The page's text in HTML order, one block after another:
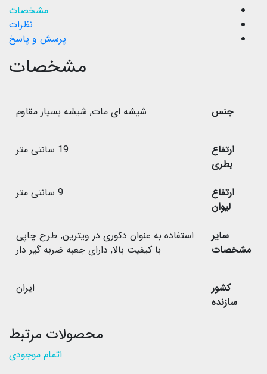
مشخصات
نظرات
پرسش و پاسخ
مشخصات
جنس شیشه ای مات, شیشه بسیار مقاوم
ارتفاع
بطری
19 سانتی متر
ارتفاع
لیوان
9 سانتی متر
سایر
مشخصات
استفاده به عنوان دکوری در ویترین, طرح چاپی
با کیفیت بالا, دارای جعبه ضربه گیر دار
کشور
سازنده
ایران
محصولات مرتبط
اتمام موجودی